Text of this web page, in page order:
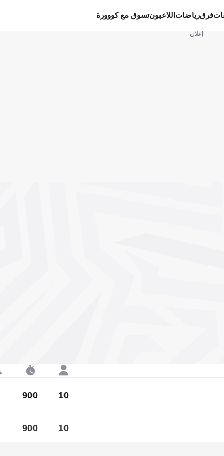
فرقرياضات اللاعبونتسوق مع كووورة
إعلان
10
900
10
900